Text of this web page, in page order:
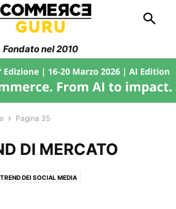
Fondato nel 2010
Pagina 35
DI MERCATO
TREND DEI SOCIAL MEDIA